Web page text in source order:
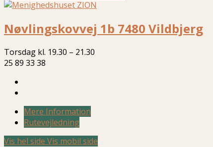
Nøvlingskovvej 1b 7480 Vildbjerg
Torsdag kl. 19.30 – 21.30
25 89 33 38
Mere Information
Rutevejledning
Vis hel side Vis mobil side